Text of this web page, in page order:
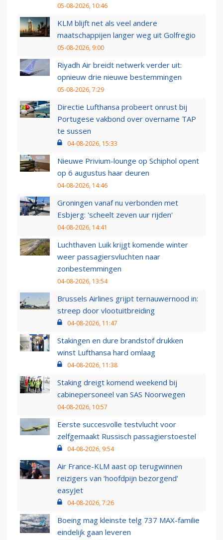
05-08-2026, 10:46
KLM blijft net als veel andere
maatschappijen langer weg uit Golfregio
05-08-2026, 9:00
Riyadh Air breidt netwerk verder uit:
opnieuw drie nieuwe bestemmingen
05-08-2026, 7:29
Directie Lufthansa probeert onrust bij
Portugese vakbond over overname TAP
te sussen
04-08-2026, 15:33
Nieuwe Privium-lounge op Schiphol opent
op 6 augustus haar deuren
04-08-2026, 14:46
Groningen vanaf nu verbonden met
Esbjerg: 'scheelt zeven uur rijden'
04-08-2026, 14:41
Luchthaven Luik krijgt komende winter
weer passagiersvluchten naar
zonbestemmingen
04-08-2026, 13:54
Brussels Airlines grijpt ternauwernood in:
streep door vlootuitbreiding
04-08-2026, 11:47
Stakingen en dure brandstof drukken
winst Lufthansa hard omlaag
04-08-2026, 11:38
Staking dreigt komend weekend bij
cabinepersoneel van SAS Noorwegen
04-08-2026, 10:57
Eerste succesvolle testvlucht voor
zelfgemaakt Russisch passagierstoestel
04-08-2026, 9:54
Air France-KLM aast op terugwinnen
reizigers van ‘hoofdpijn bezorgend’
easyJet
04-08-2026, 7:26
Boeing mag kleinste telg 737 MAX-familie
eindelijk gaan leveren